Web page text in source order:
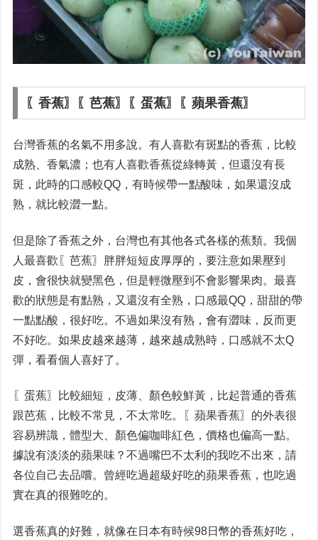
〖香蕉〗〖芭蕉〗〖蛋蕉〗〖蘋果香蕉〗
台灣香蕉的名氣不用多說。有人喜歡有斑點的香蕉，比較
成熟、香氣濃；也有人喜歡香蕉從綠轉黃，但還沒有長
斑，此時的口感較QQ，有時候帶一點酸味，如果還沒成
熟，就比較澀一點。
但是除了香蕉之外，台灣也有其他各式各樣的蕉類。我個
人最喜歡〖芭蕉〗胖胖短短皮厚厚的，要注意如果壓到
皮，會很快就變黑色，但是輕微壓到不會影響果肉。最喜
歡的狀態是有點熟，又還沒有全熟，口感最QQ，甜甜的帶
一點點酸，很好吃。不過如果沒有熟，會有澀味，反而更
不好吃。如果皮越來越薄，越來越成熟時，口感就不太Q
彈，看看個人喜好了。
〖蛋蕉〗比較細短，皮薄、顏色較鮮黃，比起普通的香蕉
跟芭蕉，比較不常見，不太常吃。〖蘋果香蕉〗的外表很
容易辨識，體型大、顏色偏咖啡紅色，價格也偏高一點。
據說有淡淡的蘋果味？不過嘴巴不太利的我吃不出來，請
各位自己去品嚐。曾經吃過超級好吃的蘋果香蕉，也吃過
實在真的很難吃的。
選香蕉真的好難，就像在日本有時候98日幣的香蕉好吃，